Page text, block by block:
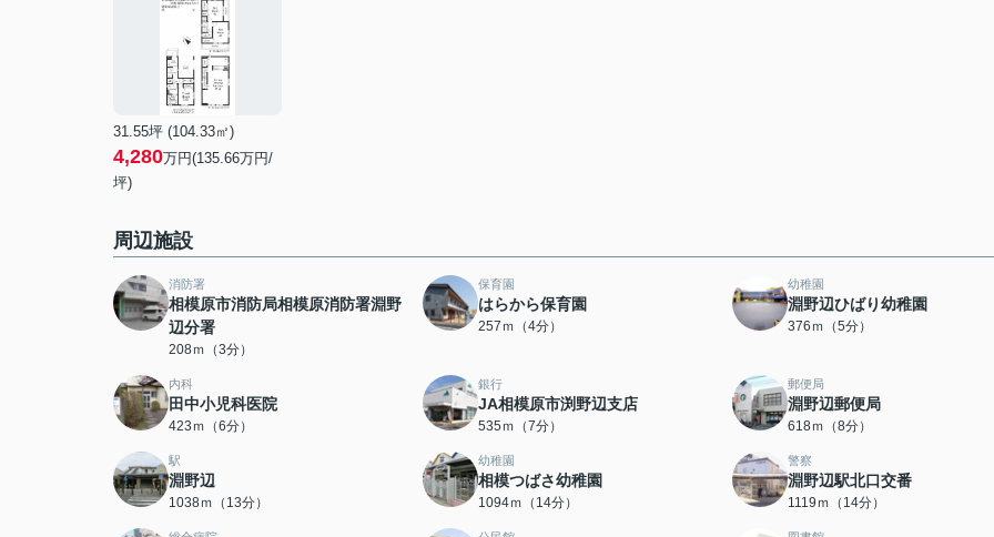
31.55坪 (104.33㎡)
4,280万円(135.66万円/
坪)
周辺施設
消防署
相模原市消防局相模原消防署淵野
辺分署
208ｍ（3分）
保育園
はらから保育園
257ｍ（4分）
幼稚園
淵野辺ひばり幼稚園
376ｍ（5分）
内科
田中小児科医院
423ｍ（6分）
銀行
JA相模原市渕野辺支店
535ｍ（7分）
郵便局
淵野辺郵便局
618ｍ（8分）
駅
淵野辺
1038ｍ（13分）
幼稚園
相模つばさ幼稚園
1094ｍ（14分）
警察
淵野辺駅北口交番
1119ｍ（14分）